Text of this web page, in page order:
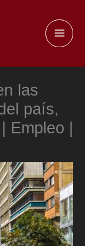
las
país,
|